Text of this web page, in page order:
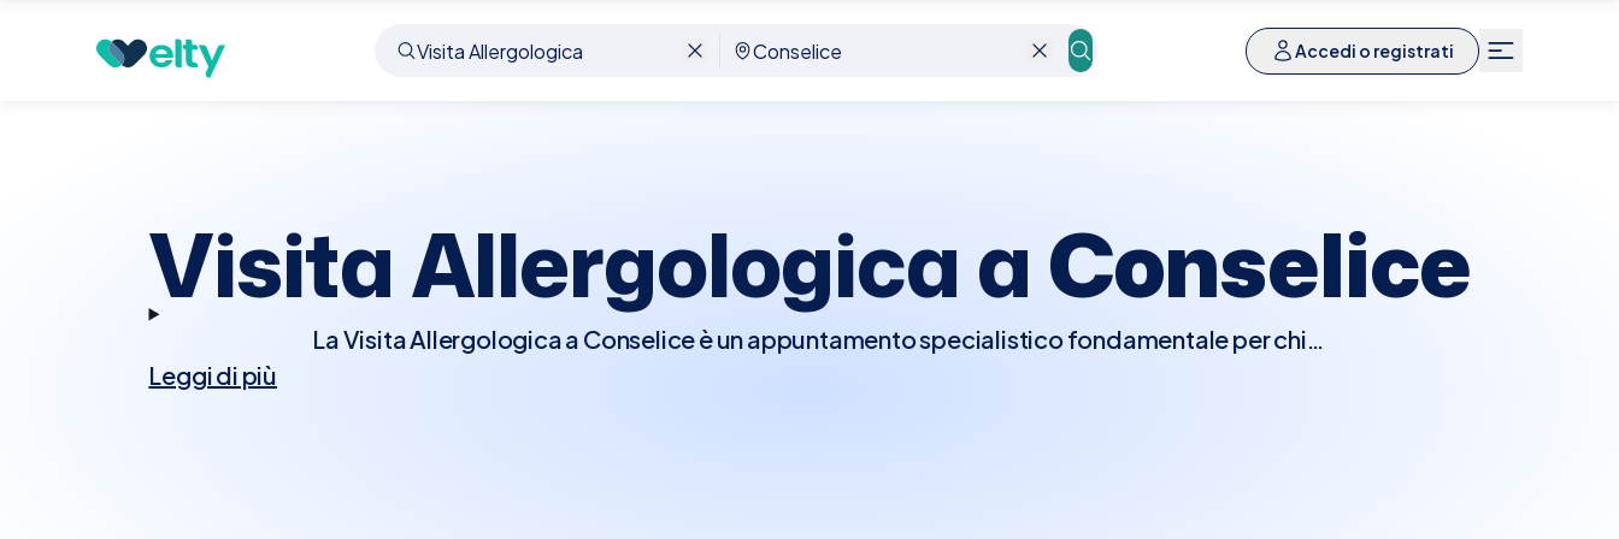
Accedi o registrati
Prenota visita Visita Allergologica Conselice
Visita Allergologica aConselice
La Visita Allergologica a Conselice è un appuntamento specialistico fondamentale per chi
Leggi di più